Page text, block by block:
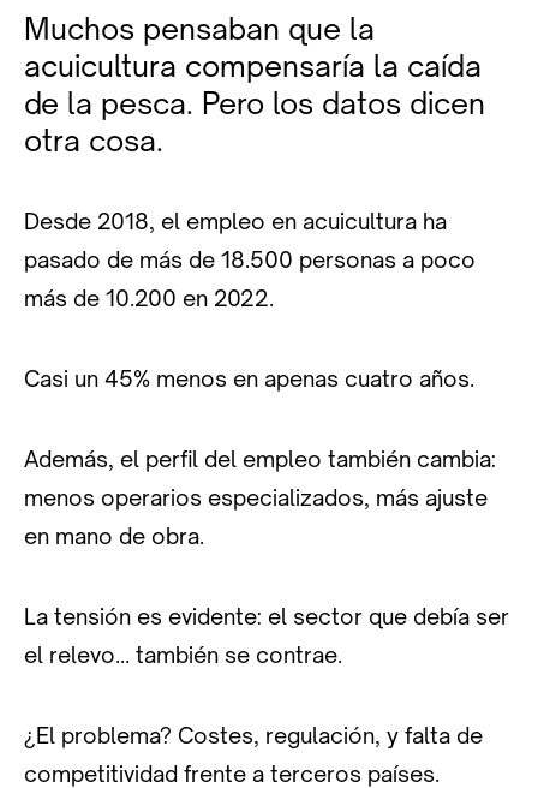
Muchos pensaban que la
acuicultura compensaría la caída
de la pesca. Pero los datos dicen
otra cosa.
Desde 2018, el empleo en acuicultura ha
pasado de más de 18.500 personas a poco
más de 10.200 en 2022.
Casi un 45% menos en apenas cuatro años.
Además, el perfil del empleo también cambia:
menos operarios especializados, más ajuste
en mano de obra.
La tensión es evidente: el sector que debía ser
el relevo… también se contrae.
¿El problema? Costes, regulación, y falta de
competitividad frente a terceros países.